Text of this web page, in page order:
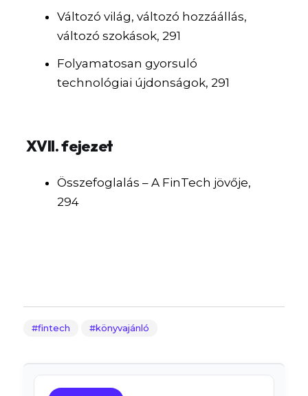
Változó világ, változó hozzáállás,
változó szokások, 291
Folyamatosan gyorsuló
technológiai újdonságok, 291
XVII. fejezet
Összefoglalás – A FinTech jövője,
294
fintech könyvajánló